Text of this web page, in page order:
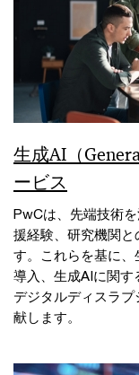
生成AI（
ービス
PwCは、先端技術
援経験、研究機関と
す。これらを基に
導入、生成AIに関す
デジタルディスラ
献します。